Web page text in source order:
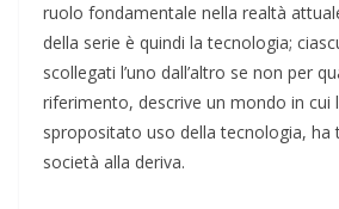
ruolo fondamentale nella realtà
della serie è quindi la tecnologia;
scollegati l’uno dall’altro se non per
riferimento, descrive un mondo in cui
spropositato uso della tecnologia,
società alla deriva.